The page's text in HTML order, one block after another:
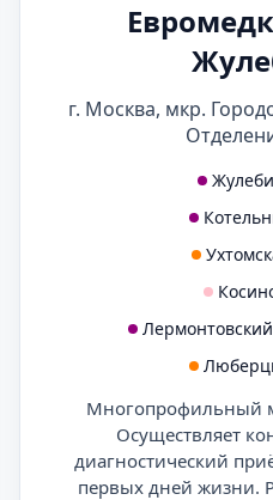
г. Москва, мкр.
Многопрофильный
Осуществляет
диагностический
первых дней жизни.